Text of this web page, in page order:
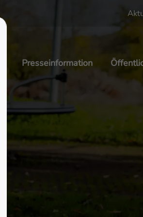
About us
Lorem ipsum dolor
consectetuer
Aenean commodo
penatibus et magnis
montes, nascetur
Donec quam felis,
Presseinformation